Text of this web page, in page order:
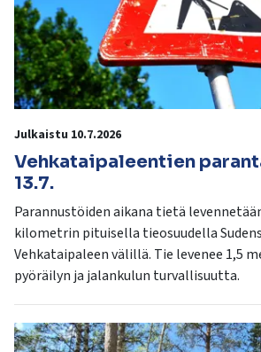
Julkaistu 10.7.2026
Vehkataipaleentien
13.7.
Parannustöiden aikana tietä
kilometrin pituisella tieosuudella
Vehkataipaleen välillä. Tie levenee 1,5
pyöräilyn ja jalankulun turvallisuutta.